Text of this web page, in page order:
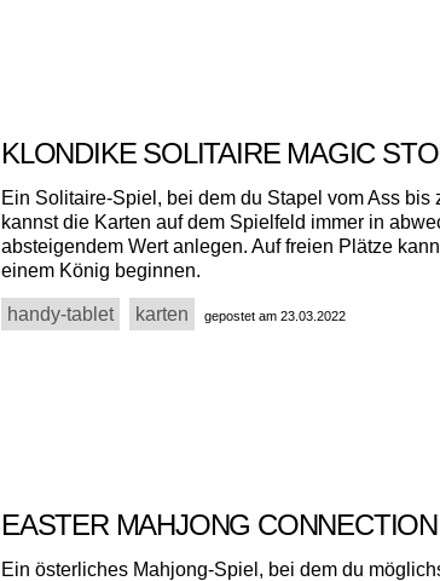
KLONDIKE SOLITAIRE MAGIC
Ein Solitaire-Spiel, bei dem du Stapel vom Ass bis
kannst die Karten auf dem Spielfeld immer in
absteigendem Wert anlegen. Auf freien Plätze
einem König beginnen.
handy-tablet karten gepostet am 23.03.2022
EASTER MAHJONG CONNECTION
Ein österliches Mahjong-Spiel, bei dem du